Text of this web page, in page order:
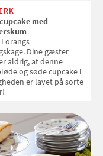
med
Dine gæster
aldrig, at denne
og søde cupcake i
er lavet på sorte